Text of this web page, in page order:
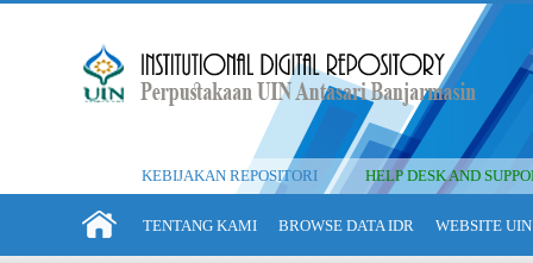
KEBIJAKAN REPOSITORI HELP DESK AND
TENTANG KAMI BROWSE DATA IDR WEBSITE